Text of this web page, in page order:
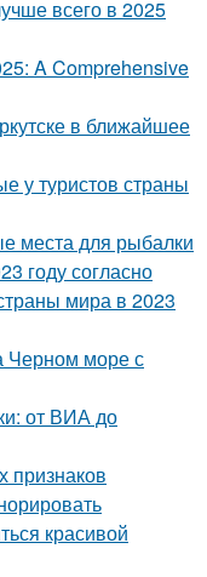
всего в 2025
A Comprehensive
в ближайшее
у туристов страны
места для рыбалки
году согласно
мира в 2023
Черном море с
от ВИА до
признаков
красивой